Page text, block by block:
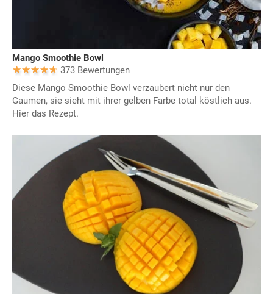
Mango Smoothie Bowl
373 Bewertungen
Diese Mango Smoothie Bowl verzaubert nicht nur den
Gaumen, sie sieht mit ihrer gelben Farbe total köstlich aus.
Hier das Rezept.